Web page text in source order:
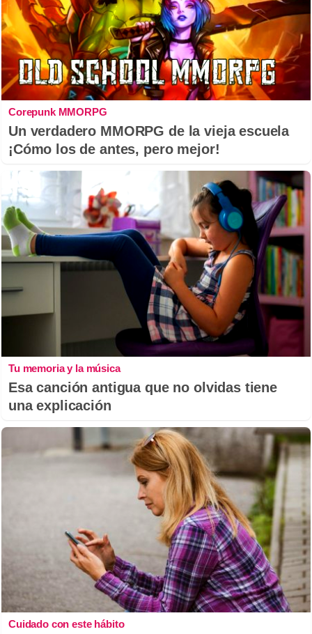
Corepunk MMORPG
Un verdadero MMORPG de la vieja escuela
¡Cómo los de antes, pero mejor!
Tu memoria y la música
Esa canción antigua que no olvidas tiene
una explicación
Cuidado con este hábito